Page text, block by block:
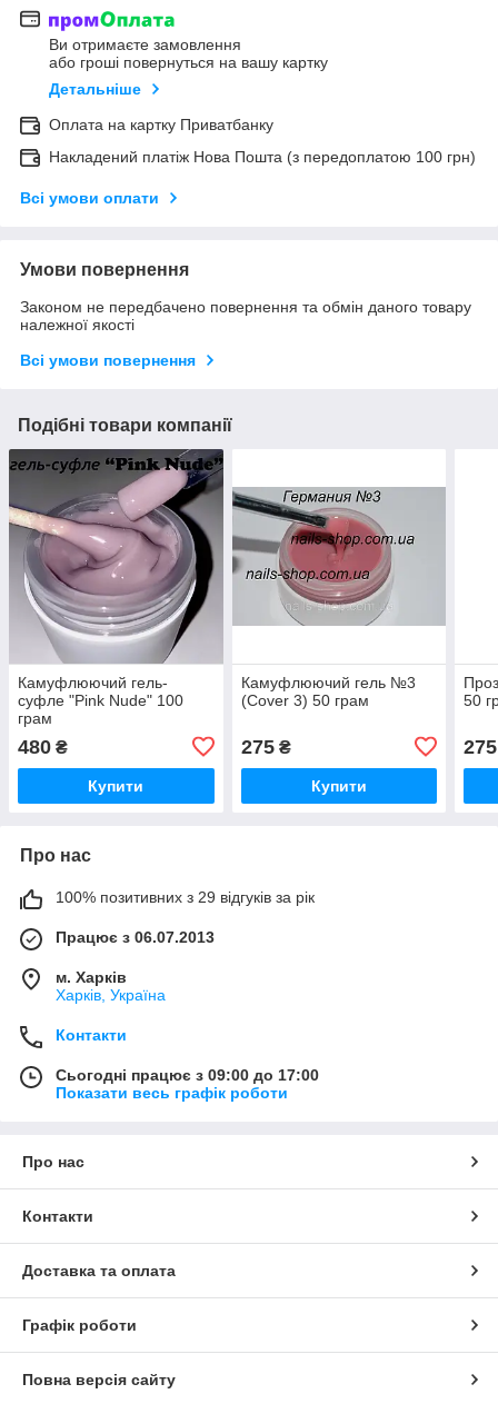
Ви отримаєте замовлення
або гроші повернуться на вашу картку
Детальніше
Оплата на картку Приватбанку
Накладений платіж Нова Пошта (з передоплатою 100 грн)
Всі умови оплати
Умови повернення
Законом не передбачено повернення та обмін даного товару
належної якості
Всі умови повернення
Подібні товари компанії
Камуфлюючий гель-
суфле "Pink Nude" 100
грам
480 ₴
Купити
Камуфлюючий гель №3
(Cover 3) 50 грам
275₴
Купити
50
275
Про нас
100% позитивних з 29 відгуків за рік
Працює з 06.07.2013
м. Харків
Харків, Україна
Контакти
Сьогодні працює з 09:00 до 17:00
Показати весь графік роботи
Про нас
Контакти
Доставка та оплата
Графік роботи
Повна версія сайту